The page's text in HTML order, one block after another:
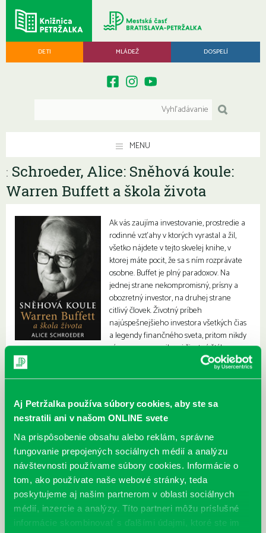
Aj Petržalka používa súbory cookies, aby ste sa
nestratili ani v našom ONLINE svete
Na prispôsobenie obsahu alebo reklám, správne
fungovanie prepojených sociálnych médií a analýzu
návštevnosti používame súbory cookies. Informácie o
tom, ako používate naše webové stránky, teda
poskytujeme aj našim partnerom v oblasti sociálnych
médií, inzercie a analýzy. Títo partneri môžu príslušné
informácie skombinovať s ďalšími údajmi, ktoré ste im
DETI MLÁDEŽ DOSPELÍ
MENU
: Schroeder, Alice: Sněhová koule:
Warren Buffett a škola života
Ak vás zaujíma investovanie, prostredie a
rodinné vzťahy v ktorých vyrastal a žil,
všetko nájdete v tejto skvelej knihe, v
ktorej máte pocit, že sa s ním rozprávate
osobne. Buffet je plný paradoxov. Na
jednej strane nekompromisný, prísny a
obozretný investor, na druhej strane
citlivý človek. Životný príbeh
najúspešnejšieho investora všetkých čias
a legendy finančného sveta, pritom nikdy
výrazne nezmenil svoj životný štýl.